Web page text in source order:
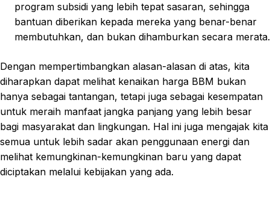
program subsidi yang lebih tepat sasaran, sehingga
bantuan diberikan kepada mereka yang benar-benar
membutuhkan, dan bukan dihamburkan secara merata.
Dengan mempertimbangkan alasan-alasan di atas, kita
diharapkan dapat melihat kenaikan harga BBM bukan
hanya sebagai tantangan, tetapi juga sebagai kesempatan
untuk meraih manfaat jangka panjang yang lebih besar
bagi masyarakat dan lingkungan. Hal ini juga mengajak kita
semua untuk lebih sadar akan penggunaan energi dan
melihat kemungkinan-kemungkinan baru yang dapat
diciptakan melalui kebijakan yang ada.